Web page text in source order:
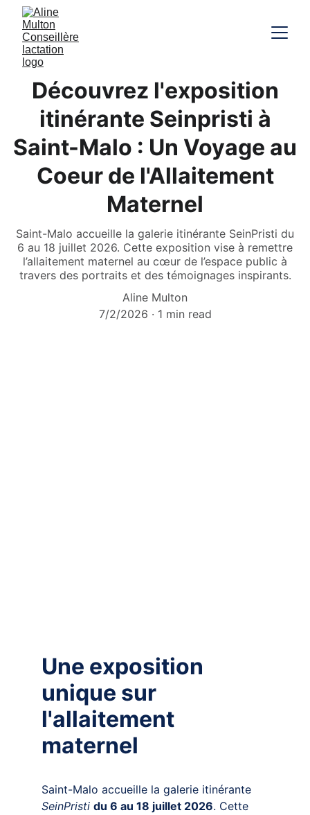
Découvrez l'exposition
itinérante Seinpristi à
Saint-Malo : Un Voyage au
Coeur de l'Allaitement
Maternel
Saint-Malo accueille la galerie itinérante SeinPristi du
6 au 18 juillet 2026. Cette exposition vise à remettre
l’allaitement maternel au cœur de l’espace public à
travers des portraits et des témoignages inspirants.
Aline Multon
7/2/2026
1 min read
Une exposition
unique sur
l'allaitement
maternel
Saint-Malo accueille la galerie itinérante
SeinPristi du 6 au 18 juillet 2026. Cette